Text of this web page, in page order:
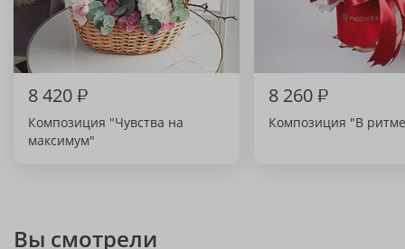
8 420₽
Композиция "Чувства на
максимум"
8 260₽
Композиция "В
Вы смотрели